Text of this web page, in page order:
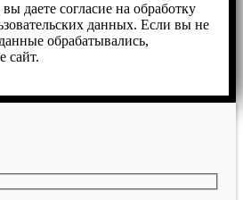
даете согласие на обработку
данных. Если вы не
обрабатывались,
сайт.